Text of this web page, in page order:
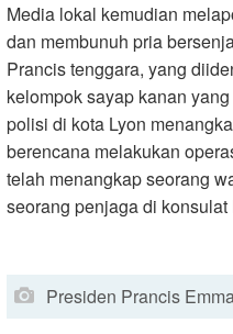
Media lokal kemudian
dan membunuh pria
Prancis tenggara, yang
kelompok sayap kanan
polisi di kota Lyon
berencana melakukan
telah menangkap seorang
seorang penjaga di
Presiden Prancis